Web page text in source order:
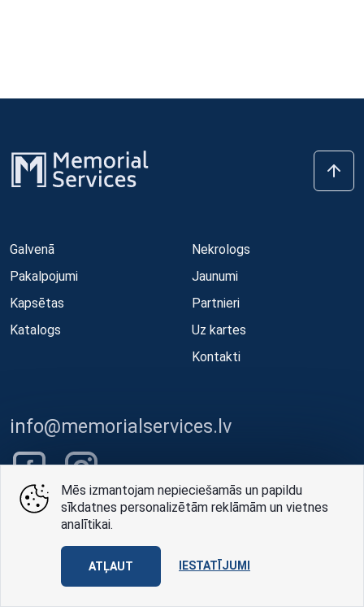
Galvenā
Pakalpojumi
Kapsētas
Katalogs
Nekrologs
Jaunumi
Partnieri
Uz kartes
Kontakti
info@memorialservices.lv
Palīdzība tūlīt
Mēs izmantojam nepieciešamās un papildu
sīkdatnes personalizētām reklāmām un vietnes
analītikai.
ATĻAUT IESTATĪJUMI